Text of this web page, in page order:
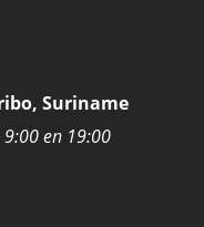
Suriname
en 19:00